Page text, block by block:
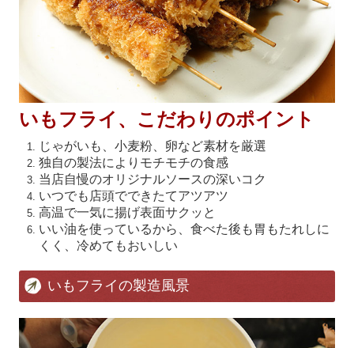
いもフライ、こだわりのポイント
じゃがいも、小麦粉、卵など素材を厳選
独自の製法によりモチモチの食感
当店自慢のオリジナルソースの深いコク
いつでも店頭でできたてアツアツ
高温で一気に揚げ表面サクッと
いい油を使っているから、食べた後も胃もたれしに
くく、冷めてもおいしい
いもフライの製造風景